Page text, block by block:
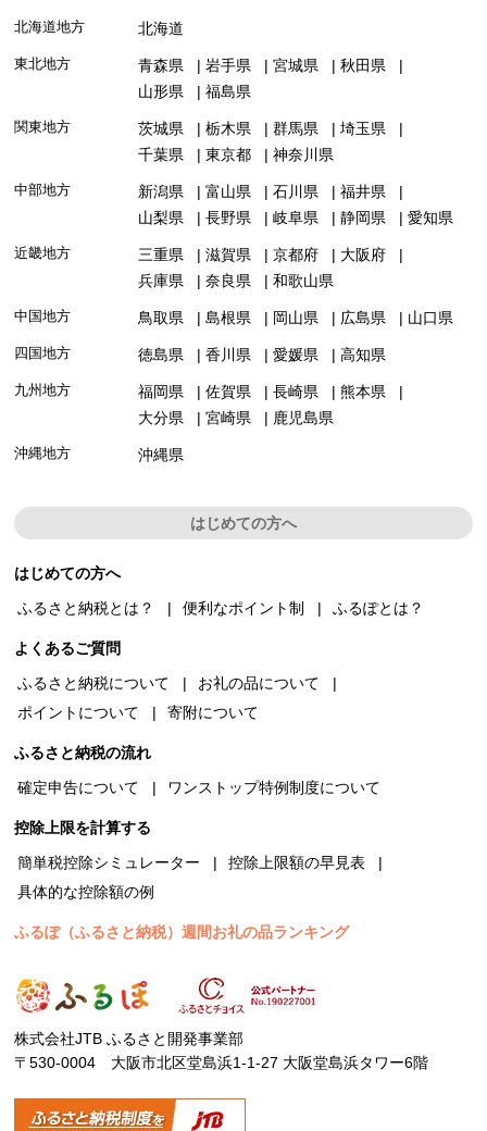
北海道地方 北海道
東北地方 青森県 岩手県 宮城県
秋田県
山形県
福島県
関東地方 茨城県 栃木県 群馬県
埼玉県
千葉県
東京都 神奈川県
中部地方 新潟県 富山県 石川県
福井県
山梨県
長野県 岐阜県 静岡県 愛知県
近畿地方 三重県 滋賀県 京都府
大阪府
兵庫県
奈良県 和歌山県
中国地方 鳥取県 島根県 岡山県 広島県 山口県
四国地方 徳島県 香川県 愛媛県 高知県
九州地方 福岡県 佐賀県 長崎県
熊本県
大分県
宮崎県 鹿児島県
沖縄地方 沖縄県
はじめての方へ
はじめての方へ
ふるさと納税とは？
便利なポイント制 ふるぽとは？
よくあるご質問
ふるさと納税について
お礼の品について
ポイントについて
寄附について
ふるさと納税の流れ
確定申告について
ワンストップ特例制度について
控除上限を計算する
簡単税控除シミュレーター
控除上限額の早見表
具体的な控除額の例
ふるぽ（ふるさと納税）週間お礼の品ランキング
株式会社JTB ふるさと開発事業部
〒530-0004 大阪市北区堂島浜1-1-27 大阪堂島浜タワー6階